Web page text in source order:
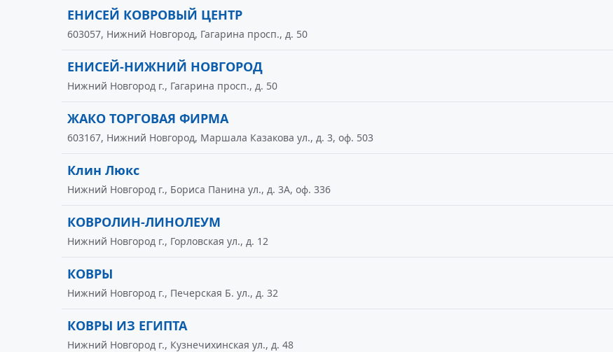
ЕНИСЕЙ КОВРОВЫЙ ЦЕНТР
603057, Нижний Новгород, Гагарина просп., д. 50
ЕНИСЕЙ-НИЖНИЙ НОВГОРОД
Нижний Новгород г., Гагарина просп., д. 50
ЖАКО ТОРГОВАЯ ФИРМА
603167, Нижний Новгород, Маршала Казакова ул., д. 3, оф. 503
Клин Люкс
Нижний Новгород г., Бориса Панина ул., д. 3А, оф. 336
КОВРОЛИН-ЛИНОЛЕУМ
Нижний Новгород г., Горловская ул., д. 12
КОВРЫ
Нижний Новгород г., Печерская Б. ул., д. 32
КОВРЫ ИЗ ЕГИПТА
Нижний Новгород г., Кузнечихинская ул., д. 48